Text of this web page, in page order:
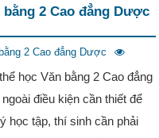
2 Cao đẳng Dược
2 Cao đẳng Dược
học Văn bằng 2 Cao đẳng
điều kiện cần thiết để
học tập, thí sinh cần phải